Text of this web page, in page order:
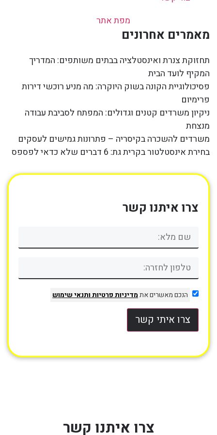
מפת אתר
מאמרים אחרונים
תחזוקת צנרת ואינסטלציה בבתים משותפים: המדריך
המקיף לועד הבית
פסיכולוגיית הקונה בשוק היוקרה: מה מניע רוכשי דירות
פרימיום
ניקיון משרדים קטנים וגדולים: המפתח לסביבת עבודה
מנצחת
משרדים להשכרה בקיסריה – פתרונות גמישים לעסקים
בחירת אינסטלטור בקרית גת: 6 דברים שלא כדאי לפספס
צרו איתנו קשר
הנכם מאשרים אתמדיניות פרטיותותנאי שימוש
צרו איתי קשר
צרו איתנו קשר